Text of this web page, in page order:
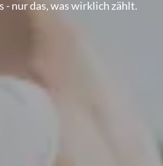
- nur das, was wirklich zählt.